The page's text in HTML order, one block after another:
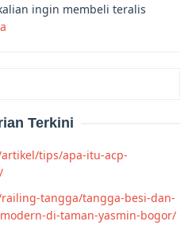
ingin membeli teralis
Terkini
tips/apa-itu-acp-
tangga/tangga-besi-dan-
di-taman-yasmin-bogor/